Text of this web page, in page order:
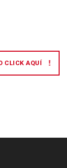
CLICK AQUÍ